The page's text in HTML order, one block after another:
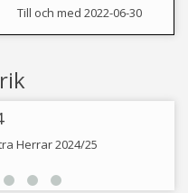
Till och med 2022-06-30
Herrar 2024/25